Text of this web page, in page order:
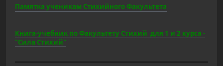
Памятка ученикам Стихийного Факультета
Книга-учебник по Факультету Стихий для 1 и 2 курса -
"Сила Стихий"